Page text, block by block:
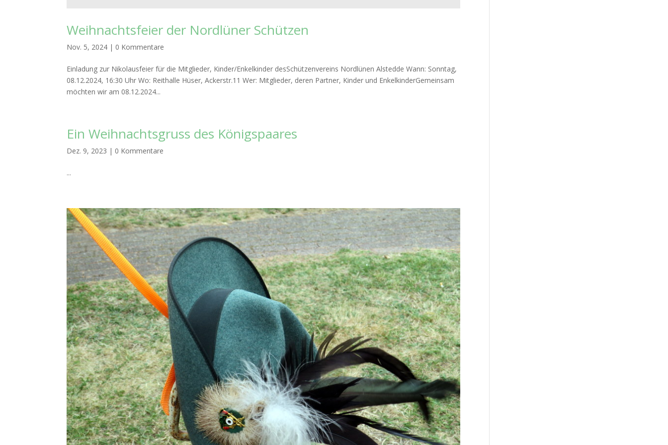
Weihnachtsfeier der Nordlüner Schützen
Nov. 5, 2024 | 0 Kommentare
Einladung zur Nikolausfeier für die Mitglieder, Kinder/Enkelkinder desSchützenvereins Nordlünen Alstedde Wann: Sonntag,
08.12.2024, 16:30 Uhr Wo: Reithalle Hüser, Ackerstr.11 Wer: Mitglieder, deren Partner, Kinder und EnkelkinderGemeinsam
möchten wir am 08.12.2024...
Ein Weihnachtsgruss des Königspaares
Dez. 9, 2023 | 0 Kommentare
...